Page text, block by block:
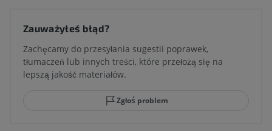
Zauważyłeś błąd?
Zachęcamy do przesyłania sugestii poprawek,
tłumaczeń lub innych treści, które przełożą się na
lepszą jakość materiałów.
Zgłoś problem